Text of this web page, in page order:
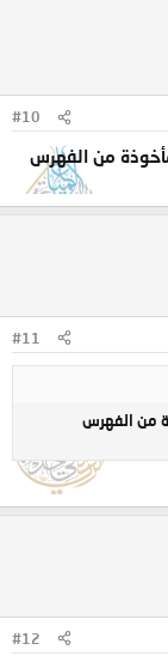
#10
من الفهرس
#11
من الفهرس
#12